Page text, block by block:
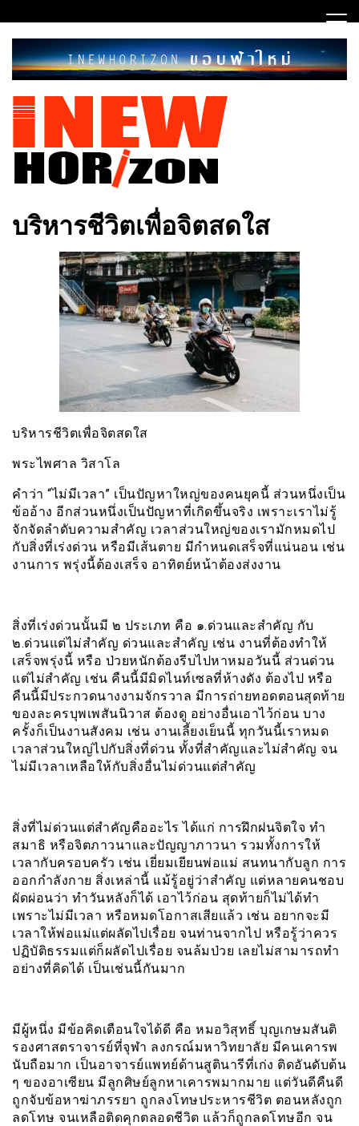
to
content
INEWHORIZON
บริหารชีวิตเพื่อจิตสดใส
บริหารชีวิตเพื่อจิตสดใส
พระไพศาล วิสาโล
คำว่า “ไม่มีเวลา” เป็นปัญหาใหญ่ของคนยุคนี้ ส่วนหนึ่งเป็น
ข้ออ้าง อีกส่วนหนึ่งเป็นปัญหาที่เกิดขึ้นจริง เพราะเราไม่รู้
จักจัดลำดับความสำคัญ เวลาส่วนใหญ่ของเรามักหมดไป
กับสิ่งที่เร่งด่วน หรือมีเส้นตาย มีกำหนดเสร็จที่แน่นอน เช่น
งานการ พรุ่งนี้ต้องเสร็จ อาทิตย์หน้าต้องส่งงาน
สิ่งที่เร่งด่วนนั้นมี ๒ ประเภท คือ ๑.ด่วนและสำคัญ กับ
๒.ด่วนแต่ไม่สำคัญ ด่วนและสำคัญ เช่น งานที่ต้องทำให้
เสร็จพรุ่งนี้ หรือ ป่วยหนักต้องรีบไปหาหมอวันนี้ ส่วนด่วน
แต่ไม่สำคัญ เช่น คืนนี้มีมิดไนท์เซลที่ห้างดัง ต้องไป หรือ
คืนนี้มีประกวดนางงามจักรวาล มีการถ่ายทอดตอนสุดท้าย
ของละครบุพเพสันนิวาส ต้องดู อย่างอื่นเอาไว้ก่อน บาง
ครั้งก็เป็นงานสังคม เช่น งานเลี้ยงเย็นนี้ ทุกวันนี้เราหมด
เวลาส่วนใหญ่ไปกับสิ่งที่ด่วน ทั้งที่สำคัญและไม่สำคัญ จน
ไม่มีเวลาเหลือให้กับสิ่งอื่นไม่ด่วนแต่สำคัญ
สิ่งที่ไม่ด่วนแต่สำคัญคืออะไร ได้แก่ การฝึกฝนจิตใจ ทำ
สมาธิ หรือจิตภาวนาและปัญญาภาวนา รวมทั้งการให้
เวลากับครอบครัว เช่น เยี่ยมเยียนพ่อแม่ สนทนากับลูก การ
ออกกำลังกาย สิ่งเหล่านี้ แม้รู้อยู่ว่าสำคัญ แต่หลายคนชอบ
ผัดผ่อนว่า ทำวันหลังก็ได้ เอาไว้ก่อน สุดท้ายก็ไม่ได้ทำ
เพราะไม่มีเวลา หรือหมดโอกาสเสียแล้ว เช่น อยากจะมี
เวลาให้พ่อแม่แต่ผลัดไปเรื่อย จนท่านจากไป หรือรู้ว่าควร
ปฏิบัติธรรมแต่ก็ผลัดไปเรื่อย จนล้มป่วย เลยไม่สามารถทำ
อย่างที่คิดได้ เป็นเช่นนี้กันมาก
มีผู้หนึ่ง มีข้อคิดเตือนใจได้ดี คือ หมอวิสุทธิ์ บุญเกษมสันติ
รองศาสตราจารย์ที่จุฬา ลงกรณ์มหาวิทยาลัย มีคนเคารพ
นับถือมาก เป็นอาจารย์แพทย์ด้านสูตินารีที่เก่ง ติดอันดับต้น
ๆ ของอาเซียน มีลูกศิษย์ลูกหาเคารพมากมาย แต่วันดีคืนดี
ถูกจับข้อหาฆ่าภรรยา ถูกลงโทษประหารชีวิต ตอนหลังถูก
ลดโทษ จนเหลือติดคุกตลอดชีวิต แล้วก็ถูกลดโทษอีก จน